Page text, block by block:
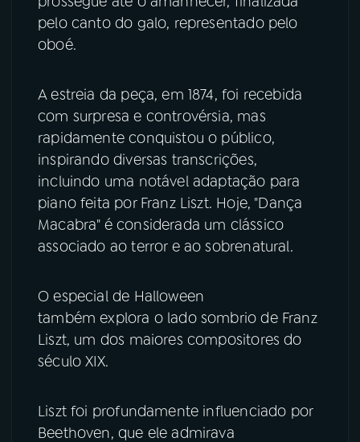
pelo canto do galo, representado pelo
oboé.
A estreia da peça, em 1874, foi recebida
com surpresa e controvérsia, mas
rapidamente conquistou o público,
inspirando diversas transcrições,
incluindo uma notável adaptação para
piano feita por Franz Liszt. Hoje, "Dança
Macabra" é considerada um clássico
associado ao terror e ao sobrenatural.
O especial de Halloween
também explora o lado sombrio de Franz
Liszt, um dos maiores compositores do
século XIX.
Liszt foi profundamente influenciado por
Beethoven, que ele admirava